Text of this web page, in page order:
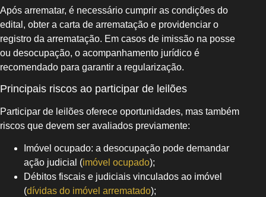
Após arrematar, é necessário cumprir as condições do
edital, obter a carta de arrematação e providenciar o
registro da arrematação. Em casos de imissão na posse
ou desocupação, o acompanhamento jurídico é
recomendado para garantir a regularização.
Principais riscos ao participar de leilões
Participar de leilões oferece oportunidades, mas também
riscos que devem ser avaliados previamente:
Imóvel ocupado: a desocupação pode demandar
ação judicial (imóvel ocupado);
Débitos fiscais e judiciais vinculados ao imóvel
(dívidas do imóvel arrematado);